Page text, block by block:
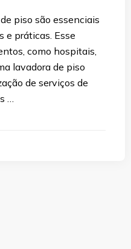
piso são essenciais
e práticas. Esse
como hospitais,
lavadora de piso
de serviços de
…